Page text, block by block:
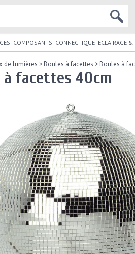
COMPOSANTS CONNECTIQUE ÉCLAIRAGE &
de lumières >Boules à facettes >Boules à
à facettes 40cm